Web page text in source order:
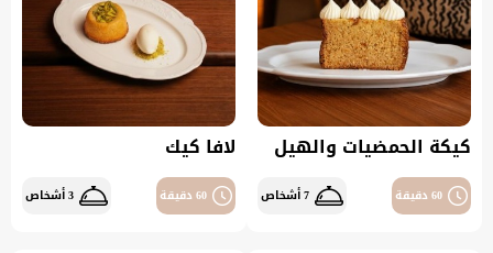
كيكة الحمضيات والهيل
60 دقيقة 7 أشخاص
لافا كيك
60 دقيقة 3 أشخاص